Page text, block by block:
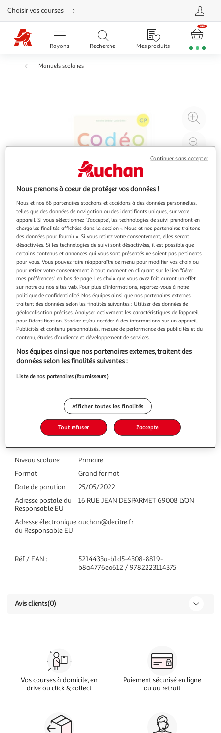
Aller
directement
au
contenu
Aller
directement
Aller
Choisir vos courses
Rayons Recherche Mes produits
Manuels scolaires
à
CODEO CP. GUIDE PEDAGOGIQUE, EDITION 2021,
Delbois Caroline
Le guide pédagogique de la collection Codéo ! Un guide
tout en couleurs, pour accompagner la prise en main de la
méthode. Pour comprendre la démarche de la méthode
Codéo : - la présentation de la collection (manuel, cahiers
d'activités et fichier à photocopier) et de ses compléments
numériques. - le
En savoir +
Vous voulez connaître le prix de ce produit ?
Afficher le prix
Caractéristiques
Niveau scolaire
Primaire
Format
Grand format
Date de parution
25/05/2022
Adresse postale du
Responsable EU
16 RUE JEAN DESPARMET 69008 LYON
Adresse électronique
du Responsable EU
auchan@decitre.fr
Réf / EAN :
5214433a-b1d5-4308-8819-
b8a4776ea612 / 9782223114375
Avis clients(0)
Vos courses à domicile, en
drive ou click & collect
Paiement sécurisé en ligne
ou au retrait
Nous prenons à coeur de protéger vos données !
Nous et nos 68 partenaires stockons et accédons à des données personnelles,
telles que des données de navigation ou des identifiants uniques, sur votre
appareil. Si vous sélectionnez "J'accepte", les technologies de suivi prendront en
charge les finalités affichées dans la section « Nous et nos partenaires traitons
des données pour fournir ». Si vous retirez votre consentement, elles seront
désactivées. Si les technologies de suivi sont désactivées, il est possible que
certains contenus et annonces qui vous sont présentés ne soient pas pertinents
pour vous. Vous pouvez faire réapparaître ce menu pour modifier vos choix ou
pour retirer votre consentement à tout moment en cliquant sur le lien "Gérer
mes préférences" en bas de page. Les choix que vous avez fait auront un effet
sur notre ou nos sites web. Pour plus d’informations, reportez-vous à notre
politique de confidentialité. Nos équipes ainsi que nos partenaires externes
traitent des données selon les finalités suivantes : Utiliser des données de
géolocalisation précises. Analyser activement les caractéristiques de l’appareil
pour l’identification. Stocker et/ou accéder à des informations sur un appareil.
Publicités et contenu personnalisés, mesure de performance des publicités et du
contenu, études d’audience et développement de services.
Nos équipes ainsi que nos partenaires externes, traitent des
données selon les finalités suivantes :
Liste de nos partenaires (fournisseurs)
Afficher toutes les finalités
Tout refuser J'accepte
Continuer sans accepter